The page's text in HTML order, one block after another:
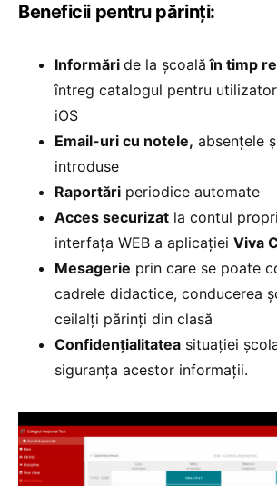
Beneficii pentru părinți:
Informări de la școală în timp
întreg catalogul pentru
iOS
Email-uri cu notele, absențele
introduse
Raportări periodice automate
Acces securizat la contul
interfața WEB a aplicației Viva
Mesagerie prin care se poate
cadrele didactice, conducerea
ceilalți părinți din clasă
Confidențialitatea situației
siguranța acestor informații.